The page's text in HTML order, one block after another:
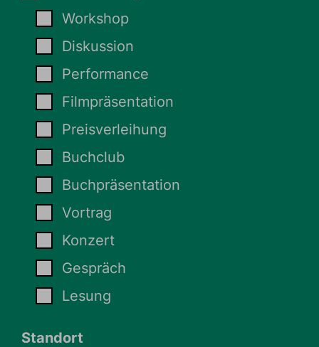
Workshop
Diskussion
Performance
Filmpräsentation
Preisverleihung
Buchclub
Buchpräsentation
Vortrag
Konzert
Gespräch
Lesung
Standort